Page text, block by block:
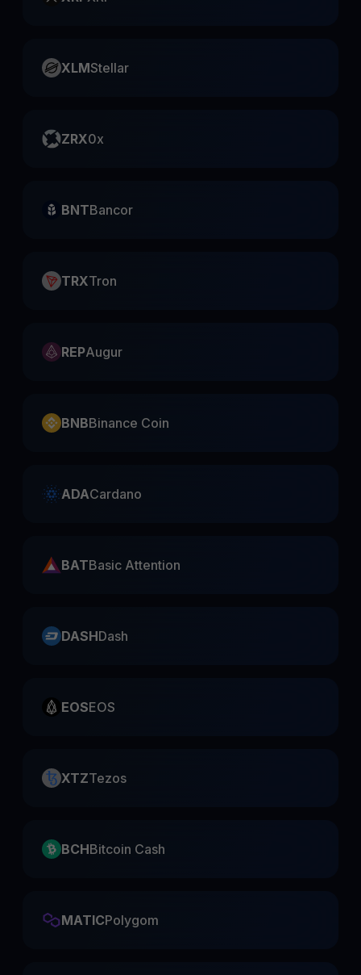
XLMStellar
ZRX0x
BNTBancor
TRXTron
REPAugur
BNBBinance Coin
ADACardano
BATBasic Attention
DASHDash
EOSEOS
XTZTezos
BCHBitcoin Cash
MATICPolygom